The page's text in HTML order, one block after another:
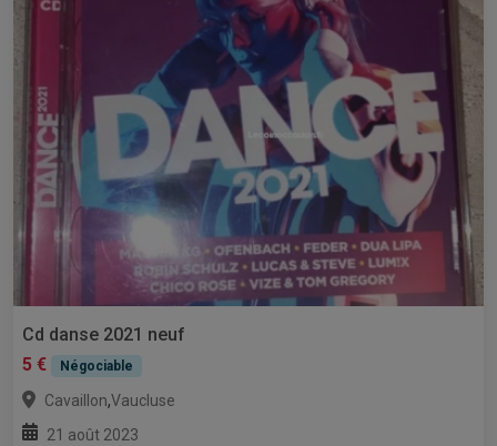
Cd danse 2021 neuf
5 €
Négociable
Cavaillon,Vaucluse
21 août 2023